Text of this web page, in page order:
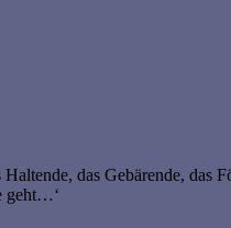
das Gebärende, das
geht…‘